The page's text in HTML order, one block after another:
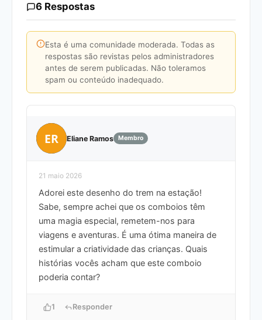
6 Respostas
Esta é uma comunidade moderada. Todas as
respostas são revistas pelos administradores
antes de serem publicadas. Não toleramos
spam ou conteúdo inadequado.
ER Eliane Ramos Membro
21 maio 2026
Adorei este desenho do trem na estação!
Sabe, sempre achei que os comboios têm
uma magia especial, remetem-nos para
viagens e aventuras. É uma ótima maneira de
estimular a criatividade das crianças. Quais
histórias vocês acham que este comboio
poderia contar?
1 Responder